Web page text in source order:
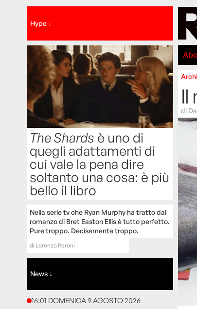
Hype ↓
The Shards è uno di
quegli adattamenti di
cui vale la pena dire
soltanto una cosa: è più
bello il libro
Nella serie tv che Ryan Murphy ha tratto dal
romanzo di Bret Easton Ellis è tutto perfetto.
Pure troppo. Decisamente troppo.
di Lorenzo Peroni
News ↓
16:01 DOMENICA 9 AGOSTO 2026
Il
di